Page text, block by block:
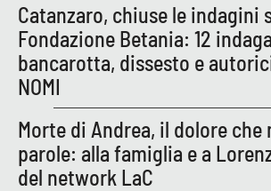
Catanzarochannel.it
APP
Android
Catanzaro, chiuse le indagini
Fondazione Betania: 12
bancarotta, dissesto e
NOMI
Morte di Andrea, il dolore che
parole: alla famiglia e a
del network LaC